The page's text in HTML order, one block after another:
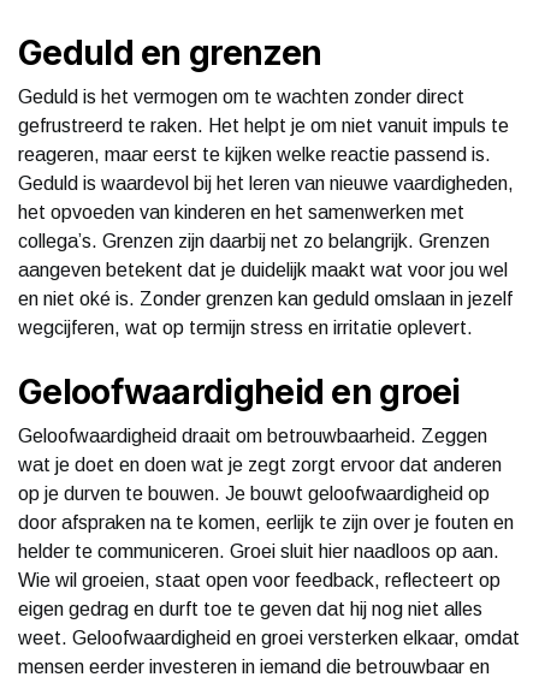
Geduld en grenzen
Geduld is het vermogen om te wachten zonder direct
gefrustreerd te raken. Het helpt je om niet vanuit impuls te
reageren, maar eerst te kijken welke reactie passend is.
Geduld is waardevol bij het leren van nieuwe vaardigheden,
het opvoeden van kinderen en het samenwerken met
collega’s. Grenzen zijn daarbij net zo belangrijk. Grenzen
aangeven betekent dat je duidelijk maakt wat voor jou wel
en niet oké is. Zonder grenzen kan geduld omslaan in jezelf
wegcijferen, wat op termijn stress en irritatie oplevert.
Geloofwaardigheid en groei
Geloofwaardigheid draait om betrouwbaarheid. Zeggen
wat je doet en doen wat je zegt zorgt ervoor dat anderen
op je durven te bouwen. Je bouwt geloofwaardigheid op
door afspraken na te komen, eerlijk te zijn over je fouten en
helder te communiceren. Groei sluit hier naadloos op aan.
Wie wil groeien, staat open voor feedback, reflecteert op
eigen gedrag en durft toe te geven dat hij nog niet alles
weet. Geloofwaardigheid en groei versterken elkaar, omdat
mensen eerder investeren in iemand die betrouwbaar en